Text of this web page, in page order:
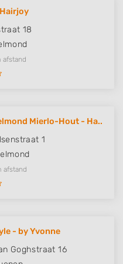
18
afstand
Mierlo-Hout - Ha..
1
afstand
- by Yvonne
Goghstraat 16